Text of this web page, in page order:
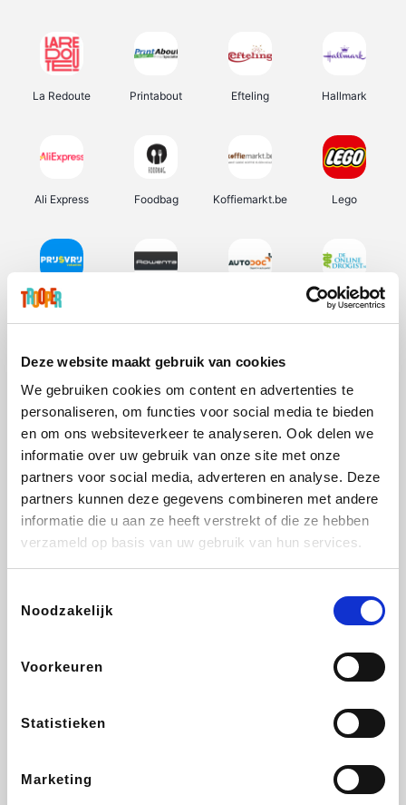
Deze website maakt gebruik van cookies
We gebruiken cookies om content en advertenties te
personaliseren, om functies voor social media te bieden
en om ons websiteverkeer te analyseren. Ook delen we
informatie over uw gebruik van onze site met onze
partners voor social media, adverteren en analyse. Deze
partners kunnen deze gegevens combineren met andere
informatie die u aan ze heeft verstrekt of die ze hebben
verzameld op basis van uw gebruik van hun services.
Noodzakelijk
Voorkeuren
Statistieken
Marketing
La Redoute Printabout Efteling Hallmark
Ali Express Foodbag Koffiemarkt.be Lego
Prijsvrij De Online Drogist
Vidaxl Lampenlicht.be Plopsa Adidas
All Accor
DectDirect
SupraBazar